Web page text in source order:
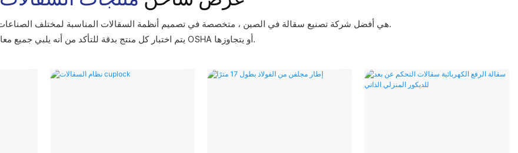
Anta Scaffolding هي أفضل شركة تصنيع سقالة في الصين ، متخصصة في تصميم أنظمة السقالات المناسبة لمختلف الصناعات ومتطلبات المشروع.
يتم اختبار كل منتج بدقة للتأكد من أنه يلبي جميع معايير OSHA أو يتجاوزها.